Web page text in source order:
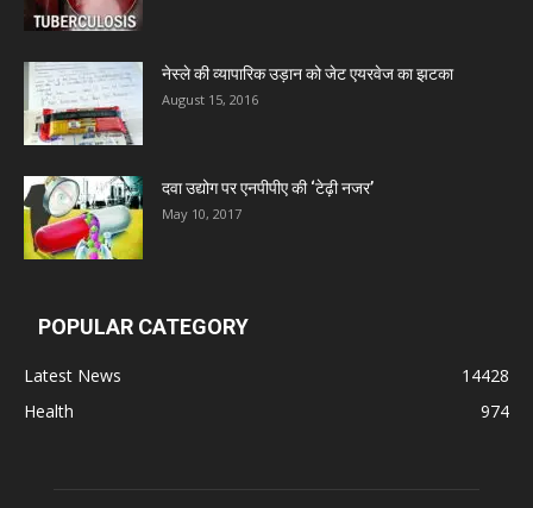
नेस्ले की व्यापारिक उड़ान को जेट एयरवेज का झटका
August 15, 2016
दवा उद्योग पर एनपीपीए की ‘टेढ़ी नजर’
May 10, 2017
POPULAR CATEGORY
Latest News
14428
Health
974